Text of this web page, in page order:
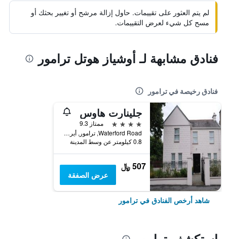
لم يتم العثور على تقييمات. حاول إزالة مرشح أو تغيير بحثك أو
مسح كل شيء لعرض التقييمات.
فنادق مشابهة لـ أوشياز هوتل ترامور
فنادق رخيصة في ترامور
جلينارت هاوس
4 نجوم
ممتاز 9.3
Waterford Road, ترامور, أيرلندا
0.8 كيلومتر عن وسط المدينة
507 ﷼
عرض الصفقة
شاهد أرخص الفنادق في ترامور